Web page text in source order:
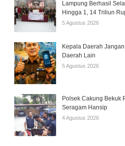
Lampung Berhasil
Hingga 1, 14 Triliun
5 Agustus 2026
Kepala Daerah
Daerah Lain
5 Agustus 2026
Polsek Cakung Bekuk
Seragam Hansip
4 Agustus 2026